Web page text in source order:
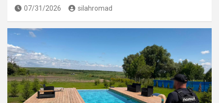
07/31/2026 silahromad